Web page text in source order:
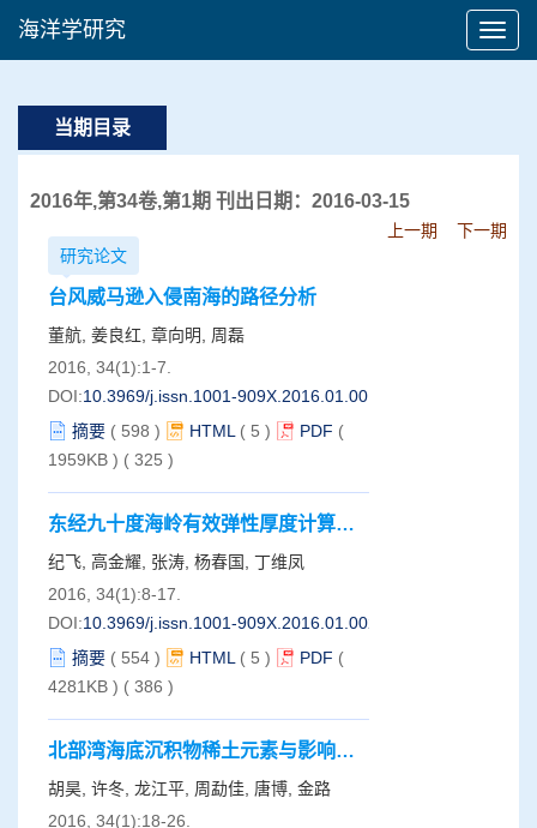
海洋学研究
当期目录
2016年,第34卷,第1期 刊出日期：2016-03-15
上一期
下一期
研究论文
台风威马逊入侵南海的路径分析
董航, 姜良红, 章向明, 周磊
2016, 34(1):1-7.
DOI:10.3969/j.issn.1001-909X.2016.01.001
摘要 ( 598 ) HTML ( 5 ) PDF (
1959KB ) ( 325 )
东经九十度海岭有效弹性厚度计算及
其对构造运动的解释
纪飞, 高金耀, 张涛, 杨春国, 丁维凤
2016, 34(1):8-17.
DOI:10.3969/j.issn.1001-909X.2016.01.002
摘要 ( 554 ) HTML ( 5 ) PDF (
4281KB ) ( 386 )
北部湾海底沉积物稀土元素与影响因
子关系的BP神经网络定量分析
胡昊, 许冬, 龙江平, 周勐佳, 唐博, 金路
2016, 34(1):18-26.